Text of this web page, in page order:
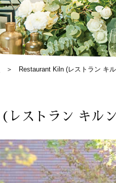
Restaurant Kiln (レストラン キ
(レストラン キル